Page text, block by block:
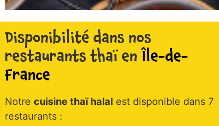
Disponibilité dans nos
restaurants thaï en Île-de-
France
Notre cuisine thaï halal est disponible dans 7
restaurants :